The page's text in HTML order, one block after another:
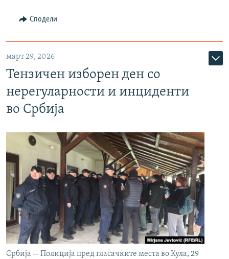
Сподели
март 29, 2026
Тензичен изборен ден со
нерегуларности и инциденти
во Србија
Србија -- Полиција пред гласачките места во Кула, 29